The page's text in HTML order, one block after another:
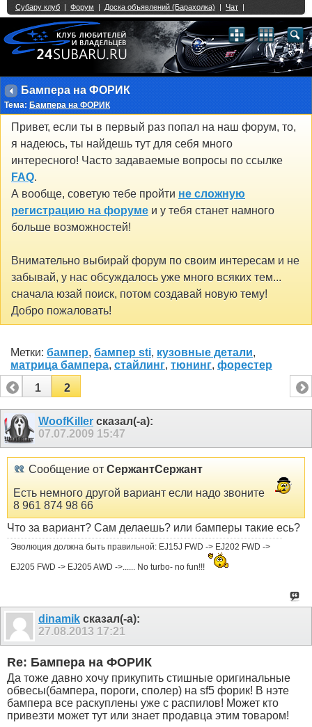
Бампера на ФОРИК
Тема: Бампера на ФОРИК
Привет, если ты в первый раз попал на наш форум, то,
я надеюсь, ты найдешь тут для себя много
интересного! Часто задаваемые вопросы по ссылке
FAQ.
А вообще, советую тебе пройти не сложную
регистрацию на форуме и у тебя станет намного
больше возможностей!
Внимательно выбирай форум по своим интересам и не
забывай, у нас обсуждалось уже много всяких тем...
сначала юзай поиск, потом создавай новую тему!
Добро пожаловать!
Метки: бампер, бампер sti, кузовные детали,
матрица бампера, стайлинг, тюнинг, форестер
1
2
WoofKiller сказал(-а):
07.07.2009 15:47
Сообщение от СержантСержант
Есть немного другой вариант если надо звоните
8 961 874 98 66
Что за вариант? Сам делаешь? или бамперы такие есь?
Эволюция должна быть правильной: EJ15J FWD -> EJ202 FWD ->
EJ205 FWD -> EJ205 AWD ->...... No turbo- no fun!!!
dinamik сказал(-а):
27.08.2013 17:21
Re: Бампера на ФОРИК
Да тоже давно хочу прикупить стишные оригинальные
обвесы(бампера, пороги, сполер) на sf5 форик! В нэте
бампера все раскуплены уже с распилов! Может кто
привезти может тут или знает продавца этим товаром!
Single Sign On provided byvBSSO
2 3 4 5 6 7 8 9 10 11 12 13 14 15 16 17 18 21 22 23 24 25 26
27 28 29 30 31 32 33 34 35 36 37 38 39 40 41 42 43